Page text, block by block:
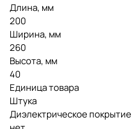
Длина, мм
200
Ширина, мм
260
Высота, мм
40
Единица товара
Штука
Диэлектрическое покрытие